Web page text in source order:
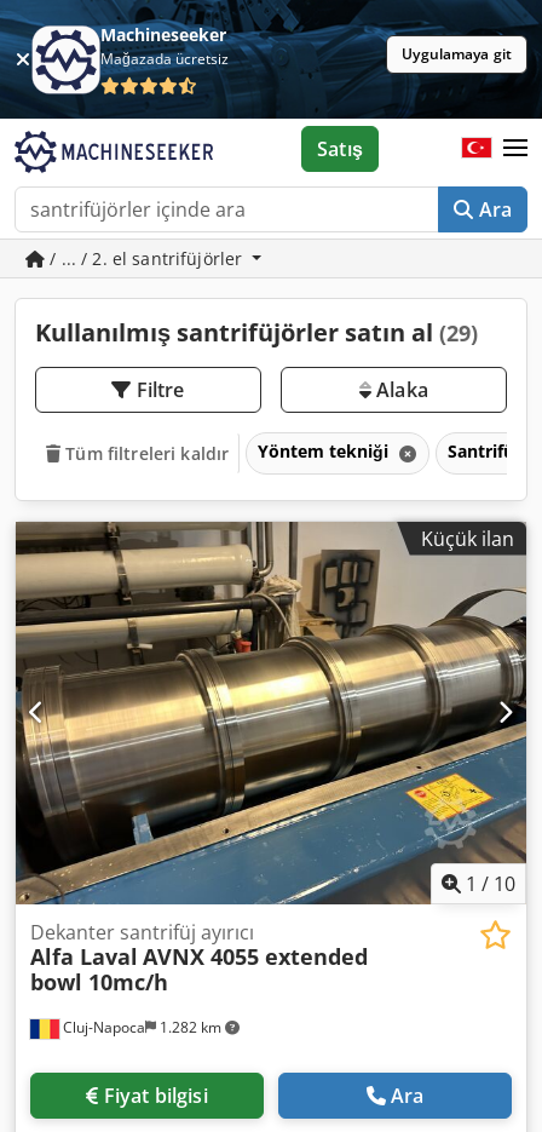
Machineseeker
Mağazada ücretsiz Uygulamaya git
Ara
Satış
/ ... / 2. el santrifüjörler
Kullanılmış santrifüjörler satın al (29)
Filtre Alaka
Tüm filtreleri kaldır Yöntem tekniği
Küçük ilan
1 / 10
Cluj-Napoca 1.282 km
Dekanter santrifüj ayırıcı
Alfa Laval AVNX 4055 extended
bowl 10mc/h
Fiyat bilgisi Ara